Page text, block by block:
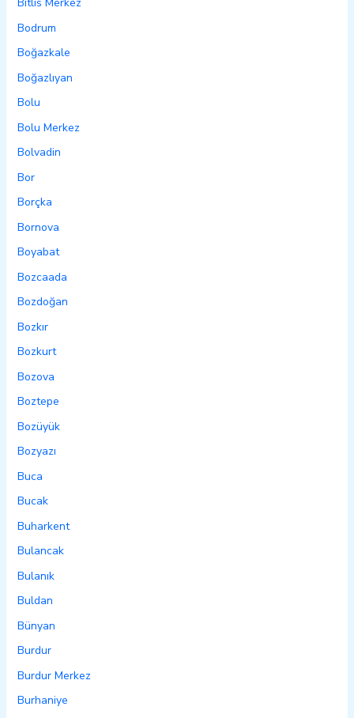
Bodrum
Boğazkale
Boğazlıyan
Bolu
Bolu Merkez
Bolvadin
Bor
Borçka
Bornova
Boyabat
Bozcaada
Bozdoğan
Bozkır
Bozkurt
Bozova
Boztepe
Bozüyük
Bozyazı
Buca
Bucak
Buharkent
Bulancak
Bulanık
Buldan
Bünyan
Burdur
Burdur Merkez
Burhaniye